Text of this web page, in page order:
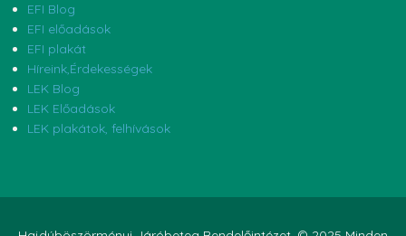
EFI Blog
EFI előadások
EFI plakát
Híreink,Érdekességek
LEK Blog
LEK Előadások
LEK plakátok, felhívások